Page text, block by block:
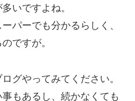
いですよね。
パーでも分かるらしく、
ですが。
グやってみてください。
もあるし、続かなくても